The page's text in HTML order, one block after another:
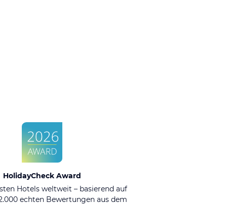
HolidayCheck Award
Hotels weltweit – basierend auf
echten Bewertungen aus dem